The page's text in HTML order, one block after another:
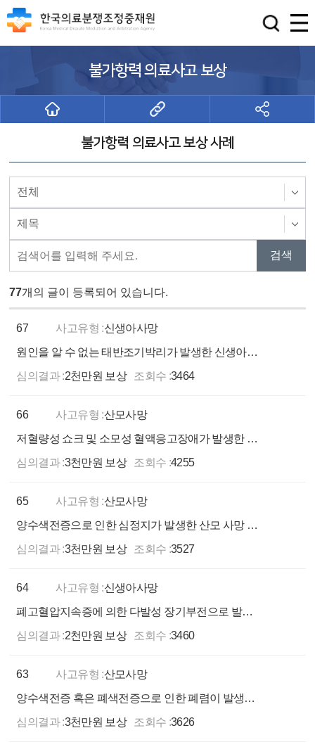
불가항력 의료사고 보상
불가항력 의료사고 보상 사례
77개의 글이 등록되어 있습니다.
67 사고유형 :신생아사망
원인을 알 수 없는 태반조기박리가 발생한 신생아 사망 사례
심의결과 :2천만원 보상 조회수 :3464
66 사고유형 :산모사망
저혈량성 쇼크 및 소모성 혈액응고장애가 발생한 산모 사망 사례
심의결과 :3천만원 보상 조회수 :4255
65 사고유형 :산모사망
양수색전증으로 인한 심정지가 발생한 산모 사망 사례
심의결과 :3천만원 보상 조회수 :3527
64 사고유형 :신생아사망
폐고혈압지속증에 의한 다발성 장기부전으로 발생한 신생아 사망 사례
심의결과 :2천만원 보상 조회수 :3460
63 사고유형 :산모사망
양수색전증 혹은 폐색전증으로 인한 폐렴이 발생한 산모 사망 사례
심의결과 :3천만원 보상 조회수 :3626